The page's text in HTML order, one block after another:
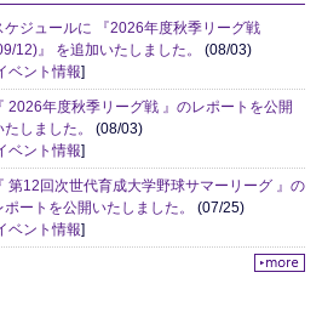
ケジュールに 『2026年度秋季リーグ戦
12)』 を追加いたしました。 (08/03)
ベント情報]
『 2026年度秋季リーグ戦 』のレポートを公開
たしました。 (08/03)
ベント情報]
『 第12回次世代育成大学野球サマーリーグ 』の
ポートを公開いたしました。 (07/25)
ベント情報]